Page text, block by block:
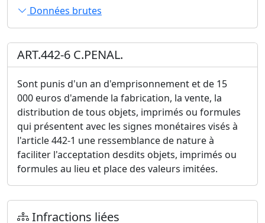
Données brutes
ART.442-6 C.PENAL.
Sont punis d'un an d'emprisonnement et de 15
000 euros d'amende la fabrication, la vente, la
distribution de tous objets, imprimés ou formules
qui présentent avec les signes monétaires visés à
l'article 442-1 une ressemblance de nature à
faciliter l'acceptation desdits objets, imprimés ou
formules au lieu et place des valeurs imitées.
Infractions liées